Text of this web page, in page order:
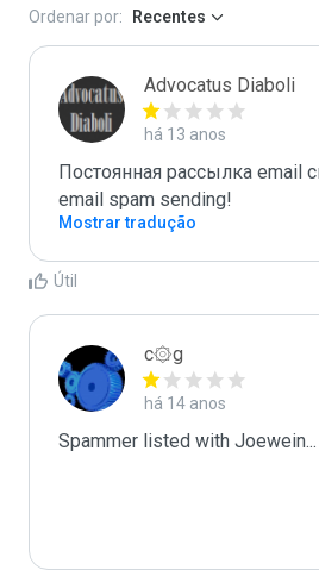
Ordenar por: Recentes
Advocatus Diaboli
há 13 anos
Постоянная рассылка email
email spam sending!
Mostrar tradução
Útil
c۞g
há 14 anos
Spammer listed with Joewein...